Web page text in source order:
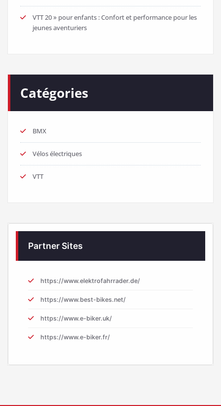
VTT 20 » pour enfants : Confort et performance pour les
jeunes aventuriers
Catégories
BMX
Vélos électriques
VTT
Partner Sites
https://www.elektrofahrrader.de/
https://www.best-bikes.net/
https://www.e-biker.uk/
https://www.e-biker.fr/